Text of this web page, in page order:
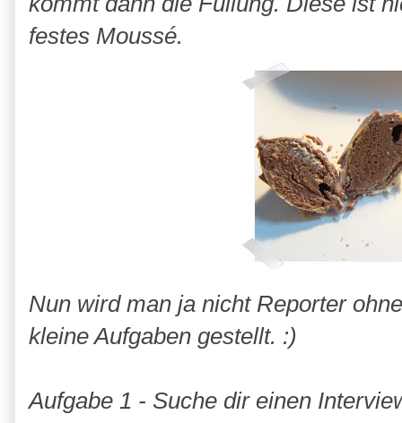
festes Moussé.
Nun wird man ja nicht Reporter
kleine Aufgaben gestellt. :)
Aufgabe 1 - Suche dir einen